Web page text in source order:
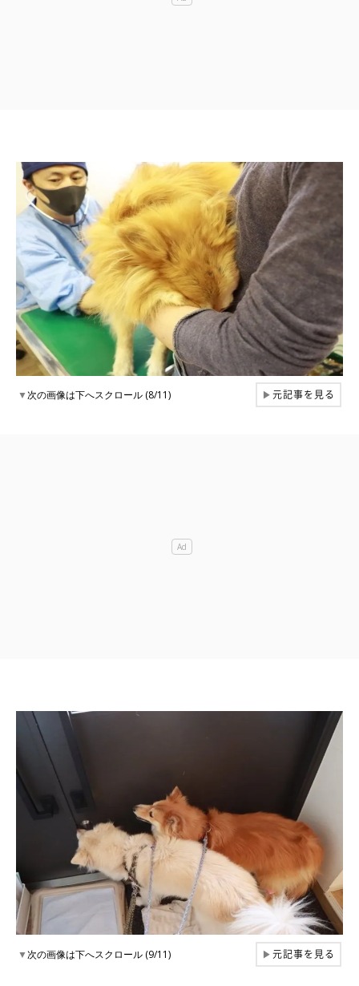
▼次の画像は下へスクロール (8/11) ▶元記事を見る
▼次の画像は下へスクロール (9/11) ▶元記事を見る